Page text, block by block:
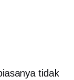
tidak